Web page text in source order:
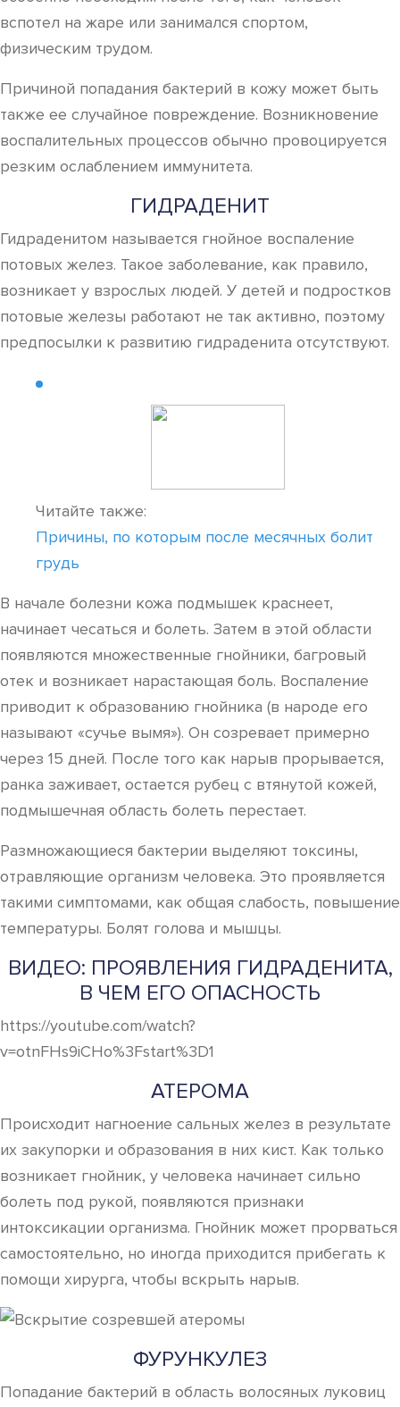
вспотел на жаре или занимался спортом,
физическим трудом.
Причиной попадания бактерий в кожу может быть
также ее случайное повреждение. Возникновение
воспалительных процессов обычно провоцируется
резким ослаблением иммунитета.
ГИДРАДЕНИТ
Гидраденитом называется гнойное воспаление
потовых желез. Такое заболевание, как правило,
возникает у взрослых людей. У детей и подростков
потовые железы работают не так активно, поэтому
предпосылки к развитию гидраденита отсутствуют.
Читайте также:
Причины, по которым после месячных болит
грудь
В начале болезни кожа подмышек краснеет,
начинает чесаться и болеть. Затем в этой области
появляются множественные гнойники, багровый
отек и возникает нарастающая боль. Воспаление
приводит к образованию гнойника (в народе его
называют «сучье вымя»). Он созревает примерно
через 15 дней. После того как нарыв прорывается,
ранка заживает, остается рубец с втянутой кожей,
подмышечная область болеть перестает.
Размножающиеся бактерии выделяют токсины,
отравляющие организм человека. Это проявляется
такими симптомами, как общая слабость, повышение
температуры. Болят голова и мышцы.
ВИДЕО: ПРОЯВЛЕНИЯ ГИДРАДЕНИТА,
В ЧЕМ ЕГО ОПАСНОСТЬ
https://youtube.com/watch?
v=otnFHs9iCHo%3Fstart%3D1
АТЕРОМА
Происходит нагноение сальных желез в результате
их закупорки и образования в них кист. Как только
возникает гнойник, у человека начинает сильно
болеть под рукой, появляются признаки
интоксикации организма. Гнойник может прорваться
самостоятельно, но иногда приходится прибегать к
помощи хирурга, чтобы вскрыть нарыв.
ФУРУНКУЛЕЗ
Попадание бактерий в область волосяных луковиц